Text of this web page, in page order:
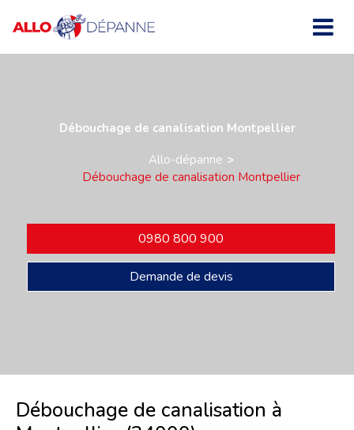
Débouchage de canalisation Montpellier
Allo-dépanne
Débouchage de canalisation Montpellier
0980 800 900
Demande de devis
Débouchage de canalisation à